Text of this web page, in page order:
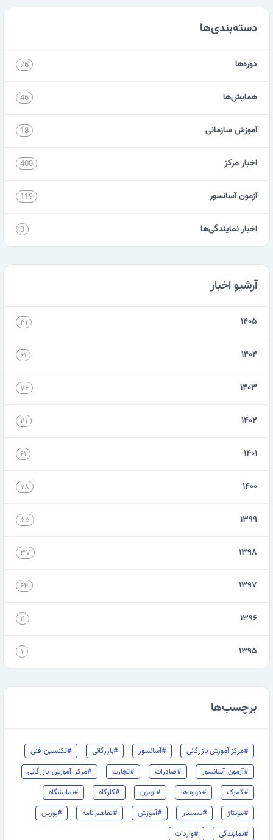
دسته‌بندی‌ها
دوره‌ها 76
همایش‌ها 46
آموزش سازمانی 18
اخبار مرکز 400
آزمون آسانسور 119
اخبار نمایندگی‌ها 3
آرشیو اخبار
۱۴۰۵ ۴۱
۱۴۰۴ ۶۱
۱۴۰۳ ۷۶
۱۴۰۲ ۱۱۱
۱۴۰۱ ۶۱
۱۴۰۰ ۷۸
۱۳۹۹ ۵۵
۱۳۹۸ ۳۷
۱۳۹۷ ۶۴
۱۳۹۶ ۱۱
۱۳۹۵ ۱
برچسب‌ها
#مرکز آموزش بازرگانی #آسانسور #بازرگانی
#تکنسین_فنی
#آزمون_آسانسور
#صادرات #تجارت
#مرکز_آموزش_بازرگانی
#گمرک
#دوره ها #آزمون #کارگاه
#نمایشگاه
#مونتاژ
#سمینار #آموزش #تفاهم نامه
#بورس
#نمایندگی
#واردات